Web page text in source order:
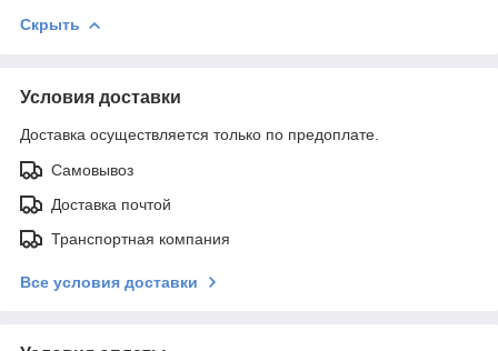
Скрыть
Условия доставки
Доставка осуществляется только по предоплате.
Самовывоз
Доставка почтой
Транспортная компания
Все условия доставки